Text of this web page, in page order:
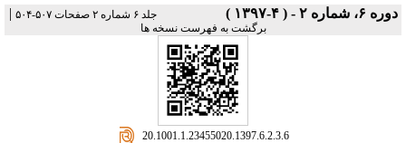
دوره ۶، شماره ۲ - ( ۴-۱۳۹۷ ) جلد ۶ شماره ۲ صفحات ۵۰۷-۵۰۴ |
برگشت به فهرست نسخه ها
‎ 20.1001.1.23455020.1397.6.2.3.6